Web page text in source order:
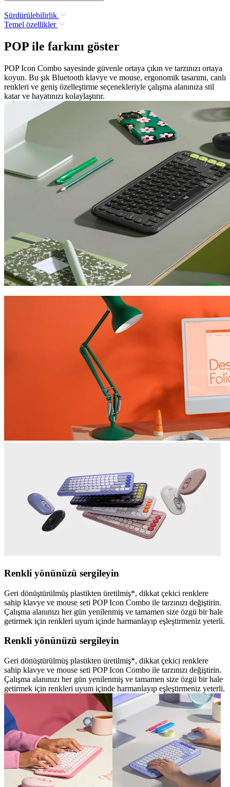
Sürdürülebilirlik
Temel özellikler
POP ile farkını göster
POP Icon Combo sayesinde güvenle ortaya çıkın ve tarzınızı ortaya
koyun. Bu şık Bluetooth klavye ve mouse, ergonomik tasarımı, canlı
renkleri ve geniş özelleştirme seçenekleriyle çalışma alanınıza stil
katar ve hayatınızı kolaylaştırır.
Renkli yönünüzü sergileyin
Geri dönüştürülmüş plastikten üretilmiş*, dikkat çekici renklere
sahip klavye ve mouse seti POP Icon Combo ile tarzınızı değiştirin.
Çalışma alanınızı her gün yenilenmiş ve tamamen size özgü bir hale
getirmek için renkleri uyum içinde harmanlayıp eşleştirmeniz yeterli.
Renkli yönünüzü sergileyin
Geri dönüştürülmüş plastikten üretilmiş*, dikkat çekici renklere
sahip klavye ve mouse seti POP Icon Combo ile tarzınızı değiştirin.
Çalışma alanınızı her gün yenilenmiş ve tamamen size özgü bir hale
getirmek için renkleri uyum içinde harmanlayıp eşleştirmeniz yeterli.